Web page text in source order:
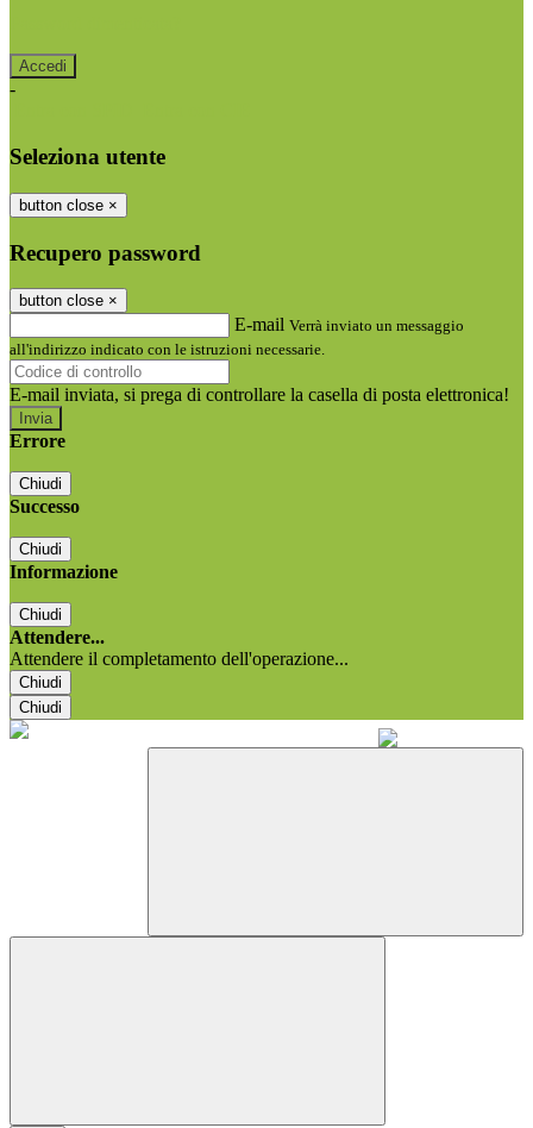
-
Seleziona utente
button close ×
Recupero password
button close ×
E-mail Verrà inviato un messaggio
all'indirizzo indicato con le istruzioni necessarie.
E-mail inviata, si prega di controllare la casella di posta elettronica!
Errore
Chiudi
Successo
Chiudi
Informazione
Chiudi
Attendere...
Attendere il completamento dell'operazione...
Chiudi
Chiudi